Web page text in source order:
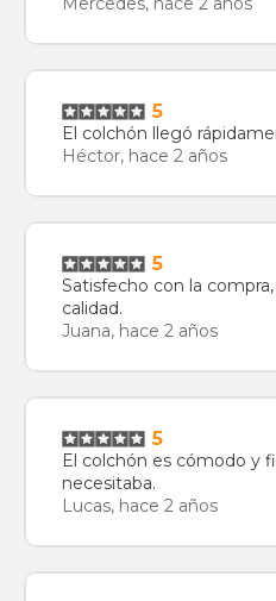
5
El colchón llegó
Héctor, hace 2 años
5
Satisfecho con la
calidad.
Juana, hace 2 años
5
El colchón es cómodo y
necesitaba.
Lucas, hace 2 años